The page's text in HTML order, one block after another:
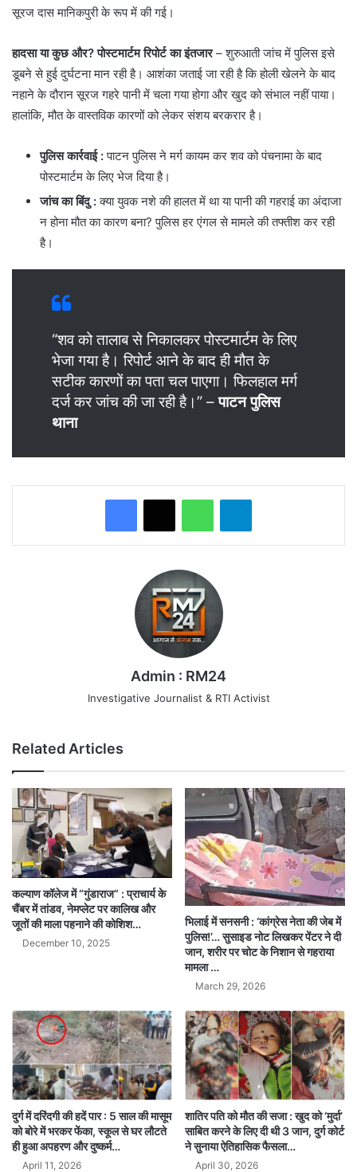
सूरज दास मानिकपुरी के रूप में की गई।
हादसा या कुछ और? पोस्टमार्टम रिपोर्ट का इंतजार– शुरुआती जांच में पुलिस इसे
डूबने से हुई दुर्घटना मान रही है। आशंका जताई जा रही है कि होली खेलने के बाद
नहाने के दौरान सूरज गहरे पानी में चला गया होगा और खुद को संभाल नहीं पाया।
हालांकि, मौत के वास्तविक कारणों को लेकर संशय बरकरार है।
पुलिस कार्रवाई :पाटन पुलिस ने मर्ग कायम कर शव को पंचनामा के बाद
पोस्टमार्टम के लिए भेज दिया है।
जांच का बिंदु :क्या युवक नशे की हालत में था या पानी की गहराई का अंदाजा
न होना मौत का कारण बना? पुलिस हर एंगल से मामले की तफ्तीश कर रही
है।
“शव को तालाब से निकालकर पोस्टमार्टम के लिए
भेजा गया है। रिपोर्ट आने के बाद ही मौत के
सटीक कारणों का पता चल पाएगा। फिलहाल मर्ग
दर्ज कर जांच की जा रही है।” –पाटन पुलिस
थाना
WhatsAppTelegram
Admin : RM24
Investigative Journalist & RTI Activist
Related Articles
कल्याण कॉलेज में “गुंडाराज” : प्राचार्य के
चैंबर में तांडव, नेमप्लेट पर कालिख और
जूतों की माला पहनाने की कोशिश…
December 10, 2025
भिलाई में सनसनी : ‘कांग्रेस नेता की जेब में
पुलिस!’… सुसाइड नोट लिखकर पेंटर ने दी
जान, शरीर पर चोट के निशान से गहराया
मामला …
March 29, 2026
दुर्ग में दरिंदगी की हदें पार : 5 साल की मासूम
को बोरे में भरकर फेंका, स्कूल से घर लौटते
ही हुआ अपहरण और दुष्कर्म…
April 11, 2026
शातिर पति को मौत की सजा : खुद को ‘मुर्दा’
साबित करने के लिए दी थी 3 जान, दुर्ग कोर्ट
ने सुनाया ऐतिहासिक फैसला…
April 30, 2026